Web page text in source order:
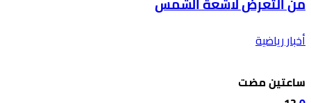
أخبار رياضية
‫‫‫‏‫ساعتين مضت‬